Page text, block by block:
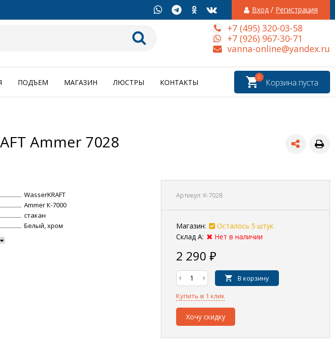
Вход / Регистрация
+7 (495) 320-03-58
+7 (926) 967-30-71
vanna-online@yandex.ru
Корзина пуста
0
ПОДЪЕМ МАГАЗИН ЛЮСТРЫ КОНТАКТЫ
Ammer 7028
Артикул: K-7028
Магазин:
Осталось 5 штук
Склад А:
Нет в наличии
2 290 ₽
В корзину
Купить в 1 клик
Хочу скидку
WasserKRAFT
Ammer К-7000
стакан
Белый, хром